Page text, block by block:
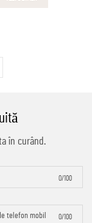
în curând.
0/100
0/100